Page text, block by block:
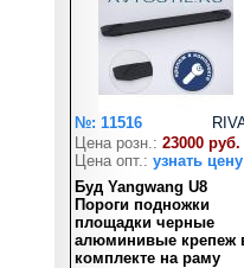
№: 11516
Цена розн.: 23000 руб.
Цена опт.: узнать цену
Буд Yangwang U8
Пороги подножки
площадки черные
алюминивые крепеж
комплекте на раму